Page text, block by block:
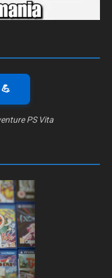
PS Vita